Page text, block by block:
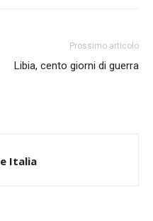
Prossimo articolo
Libia, cento giorni di guerra
Italia